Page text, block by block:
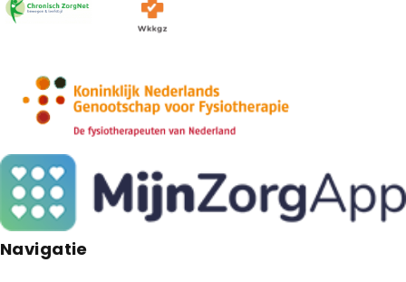
Navigatie